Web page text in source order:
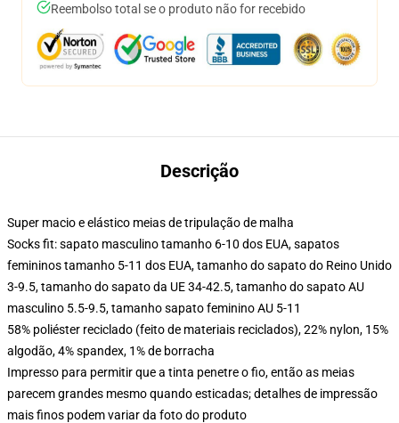
Reembolso total se o produto não for recebido
Descrição
Super macio e elástico meias de tripulação de malha
Socks fit: sapato masculino tamanho 6-10 dos EUA, sapatos
femininos tamanho 5-11 dos EUA, tamanho do sapato do Reino Unido
3-9.5, tamanho do sapato da UE 34-42.5, tamanho do sapato AU
masculino 5.5-9.5, tamanho sapato feminino AU 5-11
58% poliéster reciclado (feito de materiais reciclados), 22% nylon, 15%
algodão, 4% spandex, 1% de borracha
Impresso para permitir que a tinta penetre o fio, então as meias
parecem grandes mesmo quando esticadas; detalhes de impressão
mais finos podem variar da foto do produto